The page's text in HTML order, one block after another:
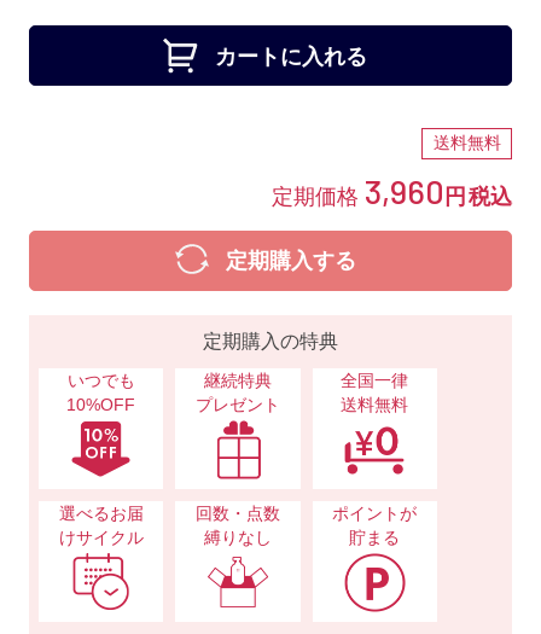
カートに入れる
送料無料
定期価格 3,960 円 税込
定期購入する
定期購入の特典
いつでも
10%OFF
継続特典
プレゼント
全国一律
送料無料
選べるお届
けサイクル
回数・点数
縛りなし
ポイントが
貯まる